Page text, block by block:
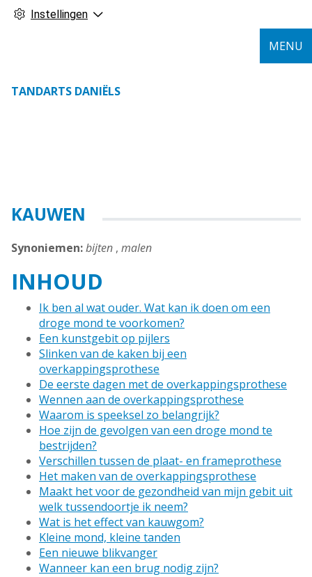
Instellingen
TANDARTS DANIËLS
MENU
KAUWEN
Synoniemen:bijten , malen
INHOUD
Ik ben al wat ouder. Wat kan ik doen om een
droge mond te voorkomen?
Een kunstgebit op pijlers
Slinken van de kaken bij een
overkappingsprothese
De eerste dagen met de overkappingsprothese
Wennen aan de overkappingsprothese
Waarom is speeksel zo belangrijk?
Hoe zijn de gevolgen van een droge mond te
bestrijden?
Verschillen tussen de plaat- en frameprothese
Het maken van de overkappingsprothese
Maakt het voor de gezondheid van mijn gebit uit
welk tussendoortje ik neem?
Wat is het effect van kauwgom?
Kleine mond, kleine tanden
Een nieuwe blikvanger
Wanneer kan een brug nodig zijn?